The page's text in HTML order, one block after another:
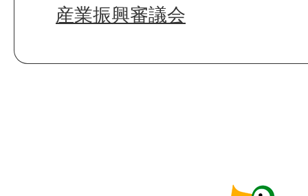
産業振興審議会